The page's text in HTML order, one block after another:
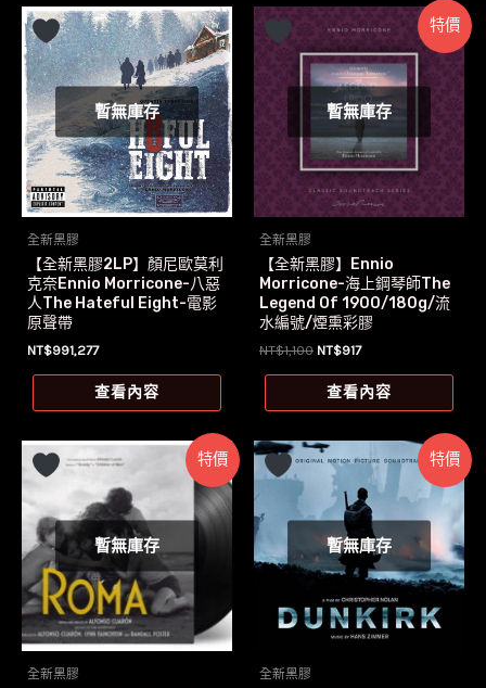
暫無庫存
全新黑膠
【全新黑膠2LP】顏尼歐莫利
克奈Ennio Morricone-八惡
人The Hateful Eight-電影
原聲帶
NT$991,277
查看內容
特價
暫無庫存
全新黑膠
【全新黑膠】Ennio
Morricone-海上鋼琴師The
Legend Of 1900/180g/流
水編號/煙熏彩膠
NT$1,100 原
價
格：
NT$917目
價
格：
查看內容
特價
暫無庫存
全新黑膠
特價
暫無庫存
全新黑膠